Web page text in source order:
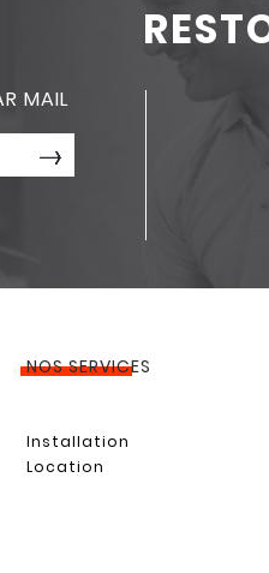
MAIL
NOS SERVICES
Installation
Location